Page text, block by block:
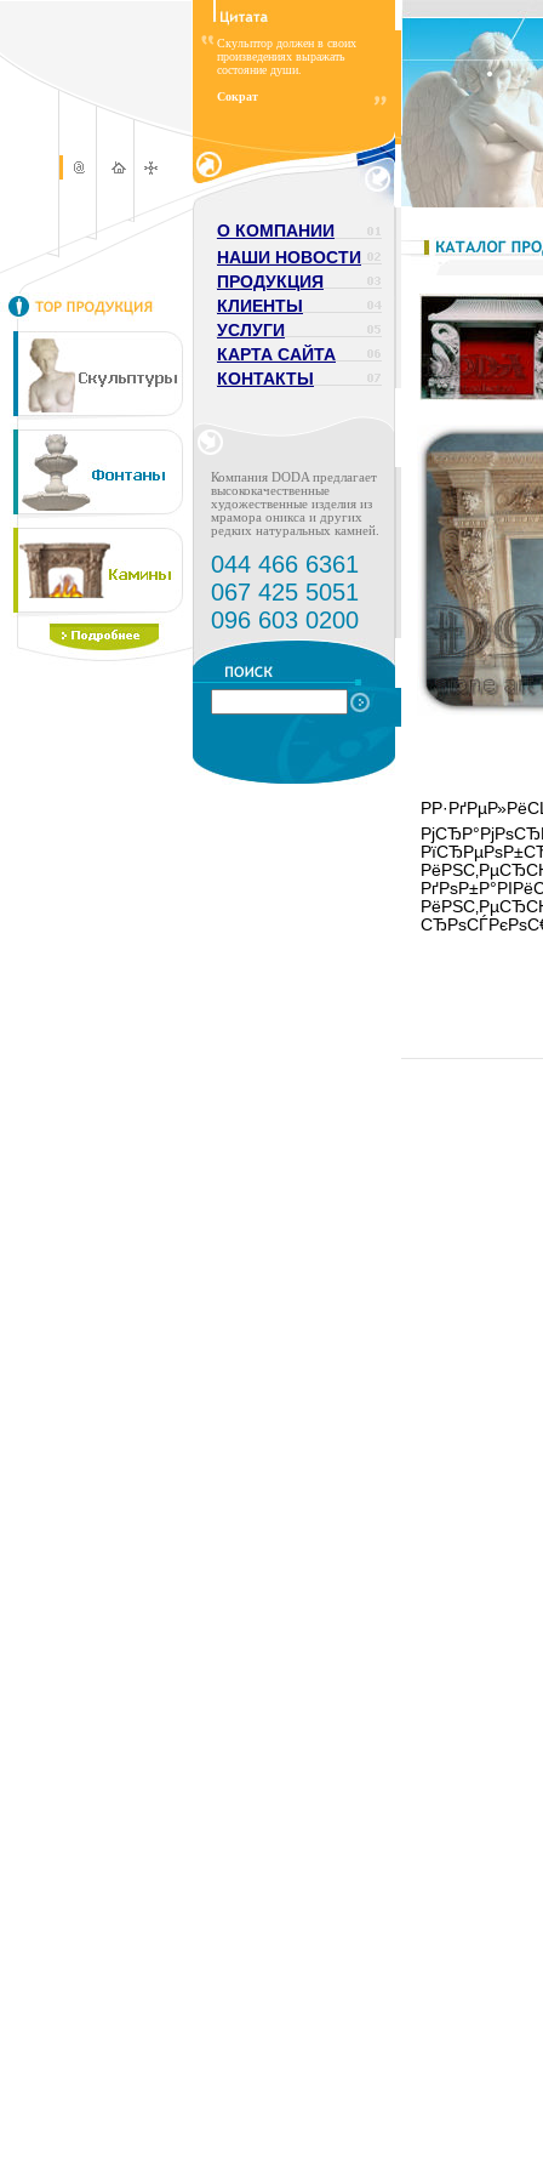
Скульптор должен в своих
произведениях выражать
состояние души.
Сократ
О КОМПАНИИ
НАШИ НОВОСТИ
ПРОДУКЦИЯ
КЛИЕНТЫ
УСЛУГИ
КАРТА САЙТА
КОНТАКТЫ
Компания DODA предлагает
высококачественные
художественные изделия из
мрамора оникса и других
редких натуральных камней.
044 466 6361
067 425 5051
096 603 0200